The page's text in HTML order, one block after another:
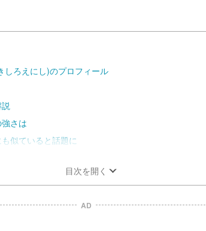
しろえにし)のプロフィール
さは
似ていると話題に
目次を開く
AD